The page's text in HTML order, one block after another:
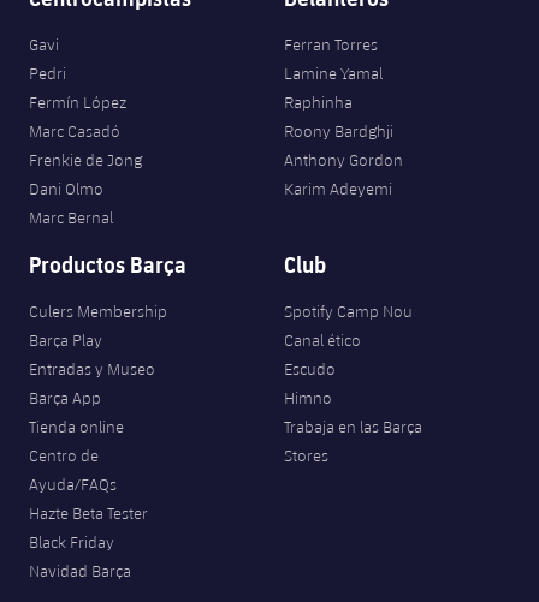
Gavi
Pedri
Fermín López
Marc Casadó
Frenkie de Jong
Dani Olmo
Marc Bernal
Ferran Torres
Lamine Yamal
Raphinha
Roony Bardghji
Anthony Gordon
Karim Adeyemi
Productos Barça
Culers Membership
Barça Play
Entradas y Museo
Barça App
Tienda online
Centro de
Ayuda/FAQs
Hazte Beta Tester
Black Friday
Navidad Barça
Club
Spotify Camp Nou
Canal ético
Escudo
Himno
Trabaja en las Barça
Stores